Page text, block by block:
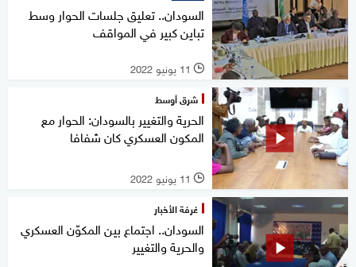
السودان.. تعليق جلسات الحوار وسط
تباين كبير في المواقف
l 11 يونيو 2022
شرق أوسط
الحرية والتغيير بالسودان: الحوار مع
المكون العسكري كان شفافا
l 11 يونيو 2022
غرفة الأخبار
السودان.. اجتماع بين المكوّن العسكري
والحرية والتغيير